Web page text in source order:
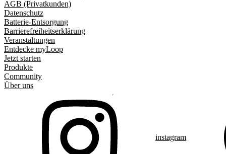
AGB (Privatkunden)
Datenschutz
Batterie-Entsorgung
Barrierefreiheitserklärung
Veranstaltungen
Entdecke myLoop
Jetzt starten
Produkte
Community
Über uns
instagram